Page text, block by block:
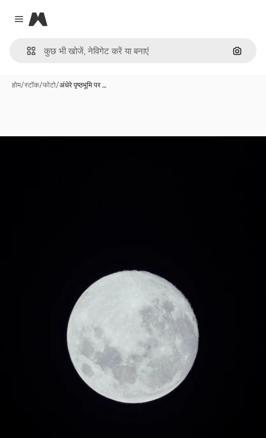
Close menu
Magnific
इमेज से
होम/स्टॉक/फोटो/अंधेरे पृष्ठभूमि पर …